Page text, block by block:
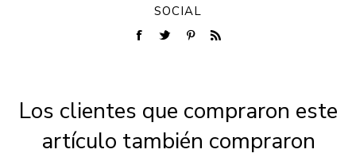
SOCIAL
Los clientes que compraron este
artículo también compraron